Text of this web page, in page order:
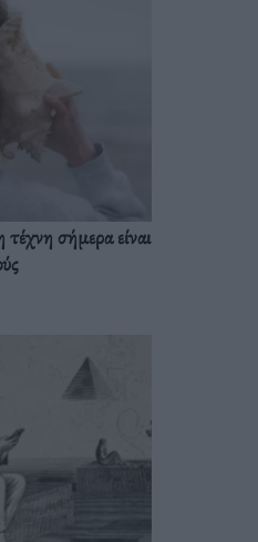
σήμερα είναι